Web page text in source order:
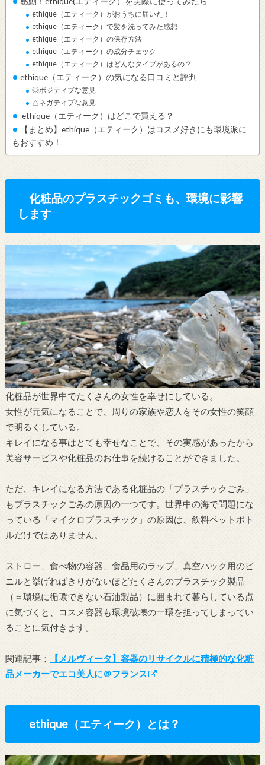
ethique（エティーク）がおうちに届いた！
ethique（エティーク）で髪を洗ってみた感想
ethique（エティーク）の保存方法
ethique（エティーク）の成分チェック
ethique（エティーク）はどんなタイプがあるの？
ethique（エティーク）の気になる口コミと評判
◎ポジティブな意見
△ネガティブな意見
ethique（エティーク）はどこで買える？
【まとめ】ethique（エティーク）はコスメ好きにも環境派に
もおすすめ！
化粧品のプラスチックゴミも、環境に影響
します
化粧品が世界中でたくさんの女性を幸せにしている。
女性が元気になることで、周りの家族や恋人をその女性の笑顔
で明るくしている。
キレイになる事はとても幸せなことで、その実感があったから
美容サービスや化粧品のお仕事を続けることができました。
ただ、キレイになる方法である化粧品の「プラスチックごみ」
もプラスチックごみの原因の一つです。世界中の海で問題にな
っている「マイクロプラスチック」の原因は、飲料ペットボト
ルだけではありません。
ストロー、食べ物の容器、食品用のラップ、真空パック用のビ
ニルと挙げればきりがないほどたくさんのプラスチック製品
（＝環境に循環できない石油製品）に囲まれて暮らしている点
に気づくと、コスメ容器も環境破壊の一環を担ってしまってい
ることに気付きます。
関連記事：
【メルヴィータ】容器のリサイクルに積極的な化粧
品メーカーでエコ美人に＠フランス
ethique（エティーク）とは？